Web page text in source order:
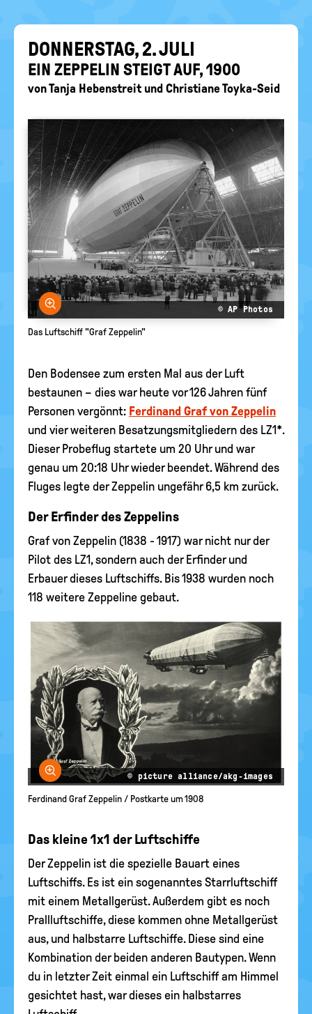
Bildung
/
DON­NERS­TAG, 2. JULI
EIN ZEP­PE­LIN STEIGT AUF, 1900
vonTanja Hebenstreitund Christiane Toyka-Seid
Bild vergrößern
© AP Photos
Das Luftschiff "Graf Zeppelin"
Den Bodensee zum ersten Mal aus der Luft
bestaunen – dies war heute vor 126 Jahren fünf
Personen vergönnt: Ferdinand Graf von Zeppelin
und vier weiteren Besatzungsmitgliedern des LZ1*.
Dieser Probeflug startete um 20 Uhr und war
genau um 20:18 Uhr wieder beendet. Während des
Fluges legte der Zeppelin ungefähr 6,5 km zurück.
Der Erfinder des Zeppelins
Graf von Zeppelin (1838 - 1917) war nicht nur der
Pilot des LZ1, sondern auch der Erfinder und
Erbauer dieses Luftschiffs. Bis 1938 wurden noch
118 weitere Zeppeline gebaut.
Bild vergrößern
© picture alliance/akg-images
Ferdinand Graf Zeppelin / Postkarte um 1908
Das kleine 1x1 der Luftschiffe
Der Zeppelin ist die spezielle Bauart eines
Luftschiffs. Es ist ein sogenanntes Starrluftschiff
mit einem Metallgerüst. Außerdem gibt es noch
Prallluftschiffe, diese kommen ohne Metallgerüst
aus, und halbstarre Luftschiffe. Diese sind eine
Kombination der beiden anderen Bautypen. Wenn
du in letzter Zeit einmal ein Luftschiff am Himmel
gesichtet hast, war dieses ein halbstarres